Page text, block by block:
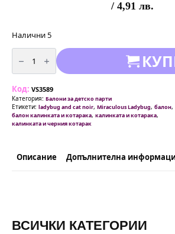
/ 4,91 лв.
Налични 5
количество
за
Балон
фолио
и
Черния
Котарак
-
Ladybug
and
Miraculous
|
пакетиран
Код: VS3589
Категория: Балони за детско парти
Етикети: ladybug and cat noir, Miraculous Ladybug, балон,
балон калинката и котарака, калинката и котарака,
калинката и черния котарак
Описание Допълнителна
ВСИЧКИ КАТЕГОРИИ